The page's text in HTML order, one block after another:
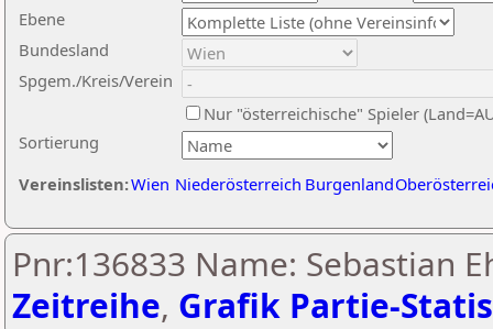
Ebene
Sortierung
Bundesland
Spgem./Kreis/Verein
Nur "österreichische" Spieler
Vereinslisten:Wien Niederösterreich Burgenland
Pnr:136833 Name: Sebastian
Zeitreihe, Grafik Partie-